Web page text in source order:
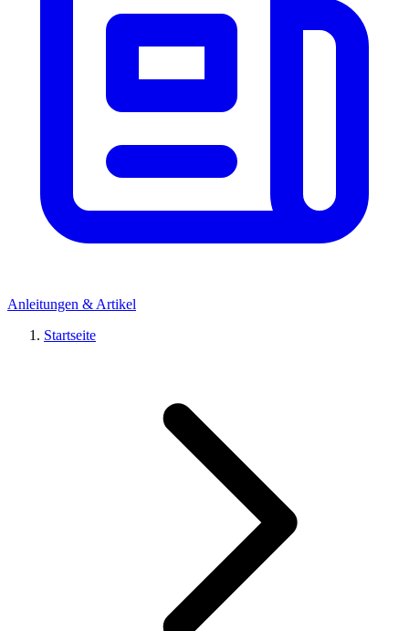
Anleitungen & Artikel
Startseite